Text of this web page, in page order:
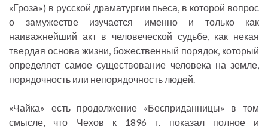
«Гроза») в русской драматургии пьеса, в которой вопрос
о замужестве изучается именно и только как
наиважнейший акт в человеческой судьбе, как некая
твердая основа жизни, божественный порядок, который
определяет самое существование человека на земле,
порядочность или непорядочность людей.
«Чайка» есть продолжение «Бесприданницы» в том
смысле, что Чехов к 1896 г. показал полное и